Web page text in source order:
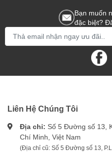
Bạn muốn
đặc biệt?
Liên Hệ Chúng Tôi
Địa chỉ: Số 5 Đường số 13,
Chí Minh, Việt Nam
(Địa chỉ cũ: Số 5 Đường số 13,